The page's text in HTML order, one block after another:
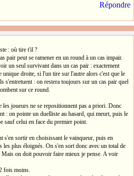
Répondre
: où tire t'il ?
pair peut se ramener en un round à un cas impair.
un seul survivant dans un cas pair : exactement
unique droite, si l'un tire sur l'autre alors c'est que le
s'entretuent : on restera toujours sur un cas pair quel
sur ce round.
les joueurs ne se repositionnent pas a priori. Donc
: on pointe un duelliste au hasard, qui meurt, puis le
sauf celui en face du premier point.
s'en sortir en choisissant le vainqueur, puis en
les plus éloignés. On s'en sort donc avec un total de
on doit pouvoir faire mieux je pense. A voir
fois moins.